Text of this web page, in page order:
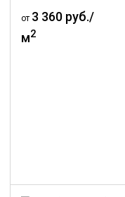
от 3 360 руб./
м2